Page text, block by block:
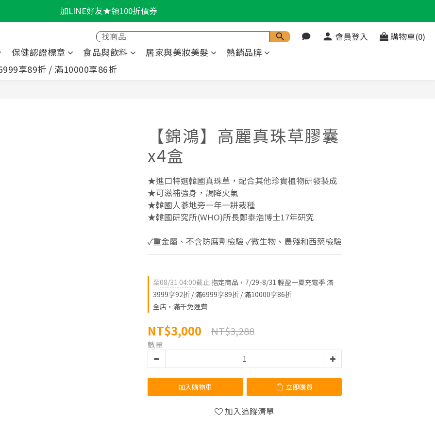
輕盈一夏★滿額86折
加LINE好友★領100折價券
輕盈一夏★滿額86折
會員登入 購物車(0)
保健認證標章 食品與飲料 居家與美妝美髮
熱銷品牌
享89折 / 滿10000享86折
【錦鴻】高麗真珠草膠囊
x4盒
★進口特選韓國真珠草，配合其他珍貴植物研發製成
★可滋補強身，調降火氣
★韓國人蔘地旁一年一耕栽種
★韓國研究所(WHO)所長鄭泰浩博士17年研究
✓重金屬、不含防腐劑檢驗 ✓微生物、農殘和西藥檢驗
至08/31 04:00截止指定商品，7/29-8/31 輕盈一夏充電季 滿
3999享92折 / 滿6999享89折 / 滿10000享86折
全店，滿千免運費
NT$3,000 NT$3,288
數量
加入購物車 立即購買
加入追蹤清單